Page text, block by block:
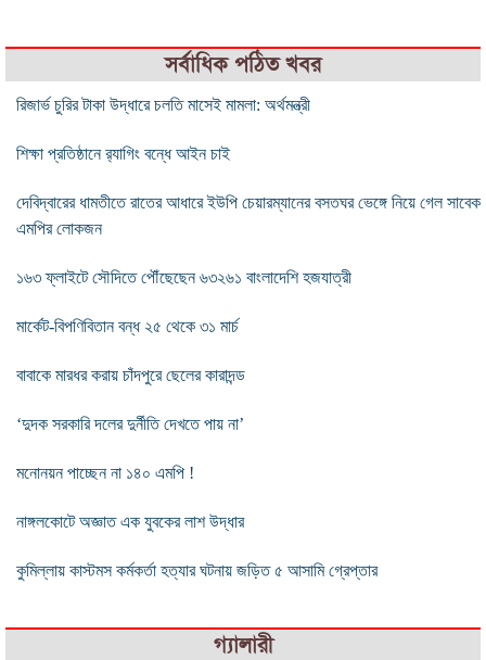
সর্বাধিক পঠিত খবর
রিজার্ভ চুরির টাকা উদ্ধারে চলতি মাসেই মামলা: অর্থমন্ত্রী
শিক্ষা প্রতিষ্ঠানে র‍্যাগিং বন্ধে আইন চাই
দেবিদ্বারের ধামতীতে রাতের আধারে ইউপি চেয়ারম্যানের বসতঘর ভেঙ্গে নিয়ে গেল সাবেক
এমপির লোকজন
১৬৩ ফ্লাইটে সৌদিতে পৌঁছেছেন ৬৩২৬১ বাংলাদেশি হজযাত্রী
মার্কেট-বিপণিবিতান বন্ধ ২৫ থেকে ৩১ মার্চ
বাবাকে মারধর করায় চাঁদপুরে ছেলের কারাদন্ড
‘দুদক সরকারি দলের দুর্নীতি দেখতে পায় না’
মনোনয়ন পাচ্ছেন না ১৪০ এমপি !
নাঙ্গলকোটে অজ্ঞাত এক যুবকের লাশ উদ্ধার
কুমিল্লায় কাস্টমস কর্মকর্তা হত্যার ঘটনায় জড়িত ৫ আসামি গ্রেপ্তার
গ্যালারী